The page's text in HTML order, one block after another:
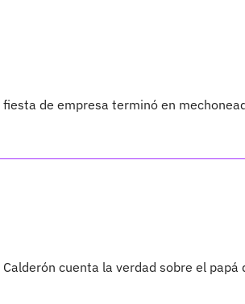
fiesta de empresa terminó en
cuenta la verdad sobre el